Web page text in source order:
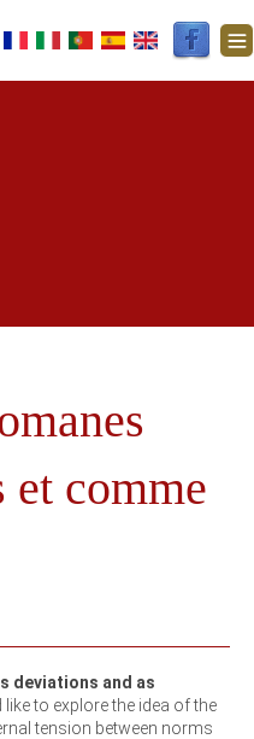
et comme
deviations and as
like to explore the idea of the
tension between norms